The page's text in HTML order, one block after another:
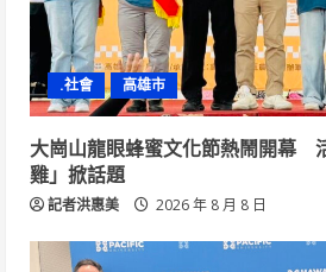
.社會 高雄市
大崗山龍眼蜂蜜文化節熱鬧開幕
雞」掀話題
記者洪惠美 2026 年 8 月 8 日